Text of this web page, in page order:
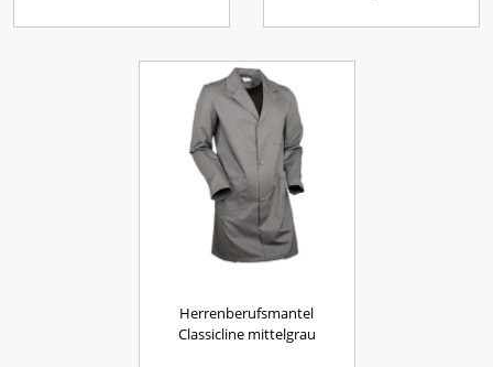
Herrenberufsmantel
Classicline mittelgrau